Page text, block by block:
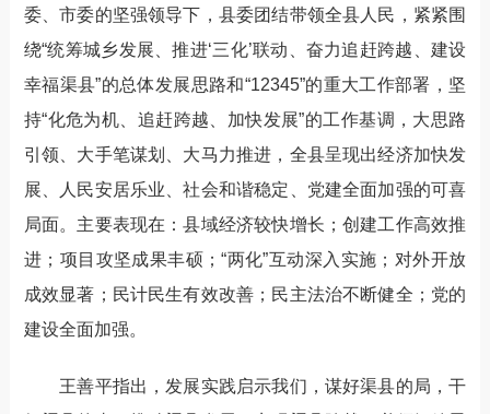
委、市委的坚强领导下，县委团结带领全县人民，紧紧围
绕“统筹城乡发展、推进‘三化’联动、奋力追赶跨越、建设
幸福渠县”的总体发展思路和“12345”的重大工作部署，坚
持“化危为机、追赶跨越、加快发展”的工作基调，大思路
引领、大手笔谋划、大马力推进，全县呈现出经济加快发
展、人民安居乐业、社会和谐稳定、党建全面加强的可喜
局面。主要表现在：县域经济较快增长；创建工作高效推
进；项目攻坚成果丰硕；“两化”互动深入实施；对外开放
成效显著；民计民生有效改善；民主法治不断健全；党的
建设全面加强。
王善平指出，发展实践启示我们，谋好渠县的局，干